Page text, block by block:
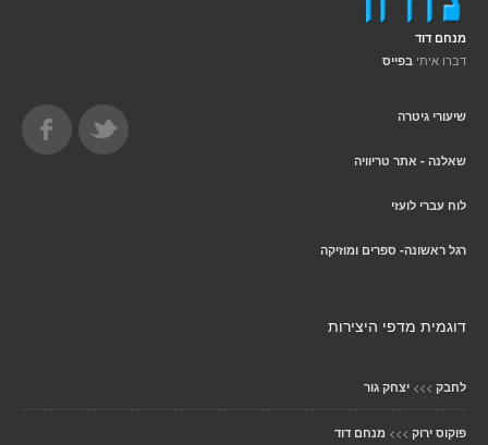
מנחם דוד
דברו איתי בפייס
שיעורי גיטרה
שאלנה - אתר טריוויה
לוח עברי לועזי
רגל ראשונה- ספרים ומוזיקה
דוגמית מדפי היצירות
לחבק >>> יצחק גור
פוקוס ירוק >>> מנחם דוד